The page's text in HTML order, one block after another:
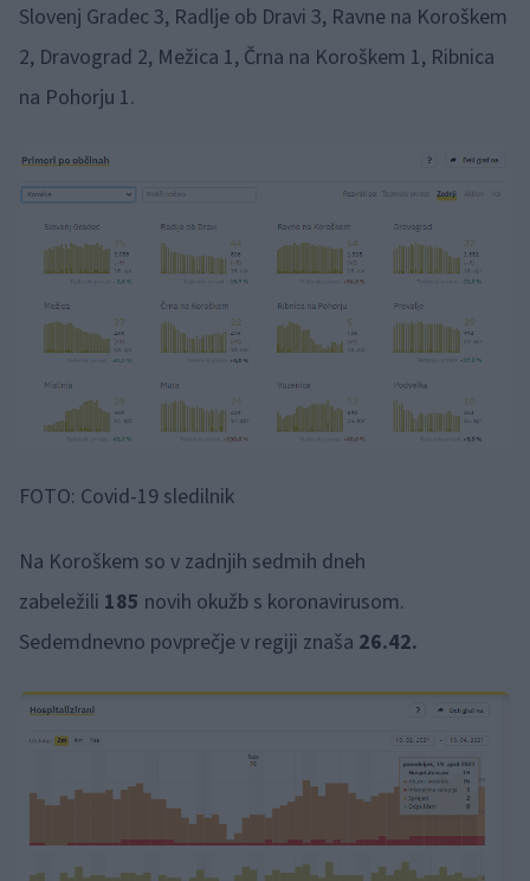
Slovenj Gradec 3, Radlje ob Dravi 3, Ravne na Koroškem
2, Dravograd 2, Mežica 1, Črna na Koroškem 1, Ribnica
na Pohorju 1.
FOTO: Covid-19 sledilnik
Na Koroškem so v zadnjih sedmih dneh
zabeležili 185 novih okužb s koronavirusom.
Sedemdnevno povprečje v regiji znaša 26.42.